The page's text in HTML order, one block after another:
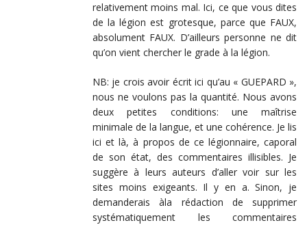
relativement moins mal. Ici, ce que vous dites
de la légion est grotesque, parce que FAUX,
absolument FAUX. D’ailleurs personne ne dit
qu’on vient chercher le grade à la légion.
NB: je crois avoir écrit ici qu’au « GUEPARD »,
nous ne voulons pas la quantité. Nous avons
deux petites conditions: une maîtrise
minimale de la langue, et une cohérence. Je lis
ici et là, à propos de ce légionnaire, caporal
de son état, des commentaires illisibles. Je
suggère à leurs auteurs d’aller voir sur les
sites moins exigeants. Il y en a. Sinon, je
demanderais àla rédaction de supprimer
systématiquement les commentaires